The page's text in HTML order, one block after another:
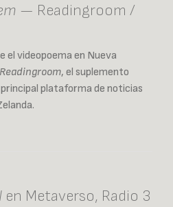
— Readingroom /
el videopoema en Nueva
Readingroom, el suplemento
principal plataforma de noticias
en Metaverso, Radio 3